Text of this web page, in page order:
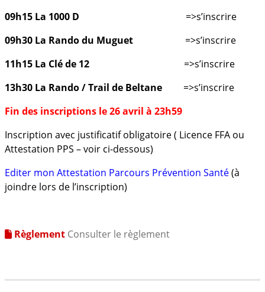
09h15 La 1000 D =>s’inscrire
09h30 La Rando du Muguet =>s’inscrire
11h15 La Clé de 12 =>s’inscrire
13h30 La Rando / Trail de Beltane =>s’inscrire
Fin des inscriptions le 26 avril à 23h59
Inscription avec justificatif obligatoire ( Licence FFA ou
Attestation PPS – voir ci-dessous)
Editer mon Attestation Parcours Prévention Santé(à
joindre lors de l’inscription)
Règlement Consulter le règlement